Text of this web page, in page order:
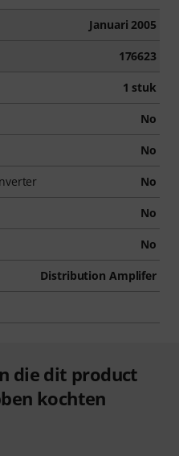
Januari 2005
176623
1 stuk
No
No
No
No
No
Distribution Amplifer
die dit product
kochten